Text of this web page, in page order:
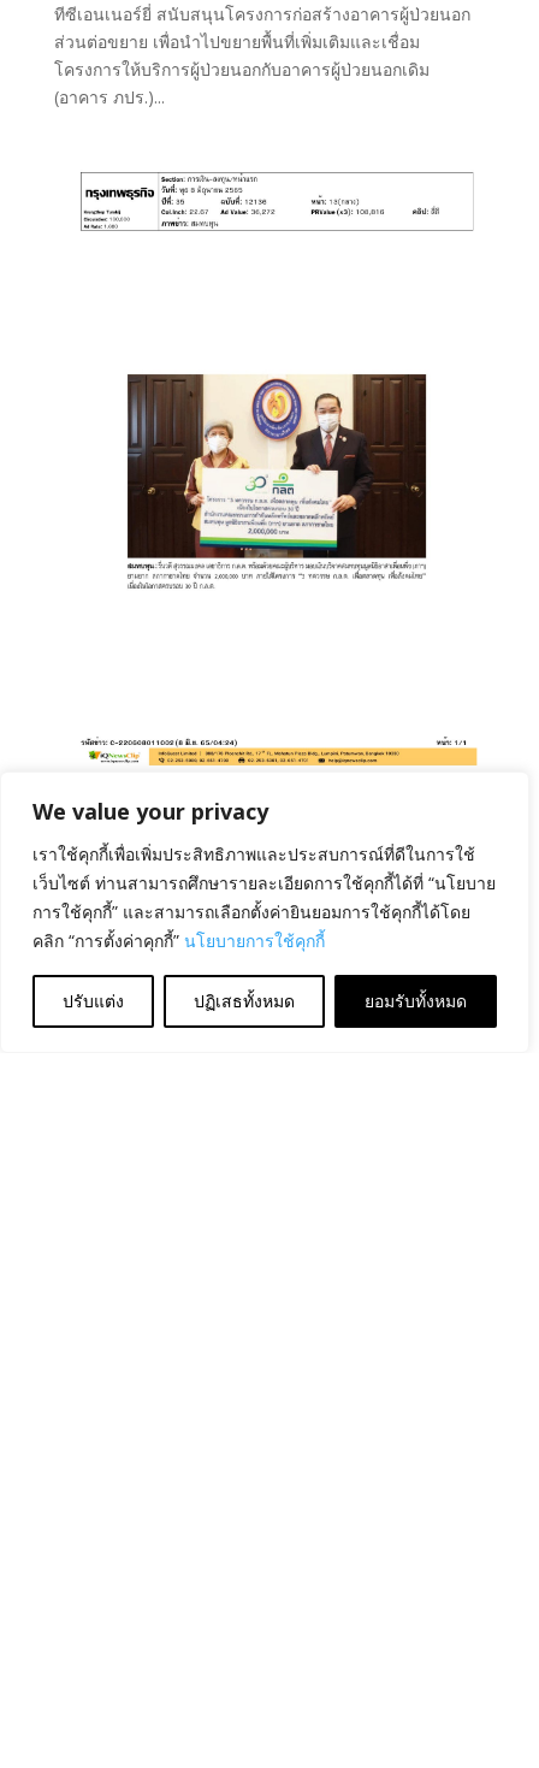
We value your privacy
เราใช้คุกกี้เพื่อเพิ่มประสิทธิภาพและประสบการณ์ที่ดีในการใช้
เว็บไซต์ ท่านสามารถศึกษารายละเอียดการใช้คุกกี้ได้ที่ “นโยบาย
การใช้คุกกี้” และสามารถเลือกตั้งค่ายินยอมการใช้คุกกี้ได้โดย
คลิก “การตั้งค่าคุกกี้” นโยบายการใช้คุกกี้
ปรับแต่ง ปฏิเสธทั้งหมด ยอมรับทั้งหมด
ทีซีเอนเนอร์ยี่ สนับสนุนโครงการก่อสร้างอาคารผู้ป่วยนอก
ส่วนต่อขยาย เพื่อนำไปขยายพื้นที่เพิ่มเติมและเชื่อม
โครงการให้บริการผู้ป่วยนอกกับอาคารผู้ป่วยนอกเดิม
(อาคาร ภปร.)...
มอบเงินบริจาคสมทบทุนมูลนิธิอาสาฯ
byชลิตา กิตติภัฑ์ ASTV ผู้จัดการ,
กรุงเทพ
ธุรกิจ
หุ้นอินไซด์ รายวัน
แนวหน้า
สำนักงานคณะกรรมการกำกับหลักทรัพย์และ
ตลาดหลักทรัพย์ (ก.ล.ต.) มอบเงินบริจาคสมทบทุนมูลนิธิ
อาสาเพื่อนพึ่ง (ภาฯ) ยามยาก สภากาชาดไทย...